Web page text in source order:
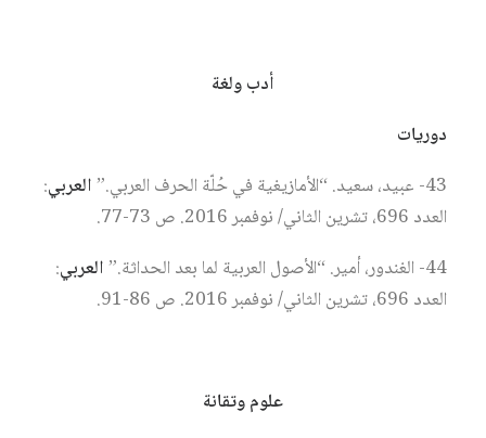
أدب ولغة
دوريات
43- عبيد، سعيد. “الأمازيغية في حُلّة الحرف العربي.”
العربي:
العدد 696، تشرين الثاني/ نوفمبر 2016. ص 73-77.
44- الغندور، أمير. “الأصول العربية لما بعد الحداثة.”
العربي:
العدد 696، تشرين الثاني/ نوفمبر 2016. ص 86-91.
علوم وتقانة